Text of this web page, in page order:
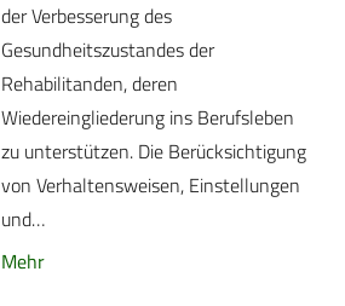
der Verbesserung des
Gesundheitszustandes der
Rehabilitanden, deren
Wiedereingliederung ins Berufsleben
zu unterstützen. Die Berücksichtigung
von Verhaltensweisen, Einstellungen
und…
Mehr